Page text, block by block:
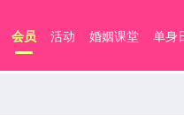
会员 活动 婚姻课堂 单身